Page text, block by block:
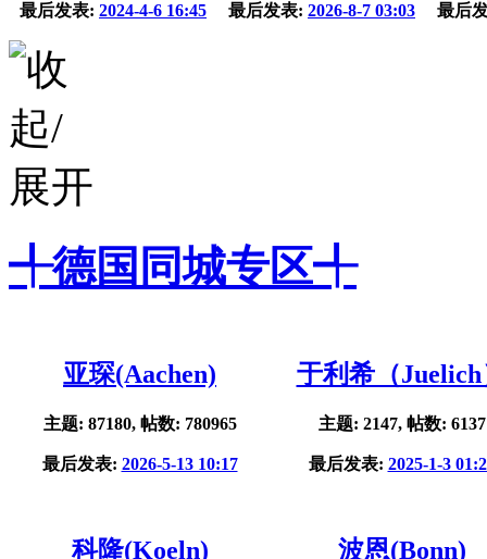
最后发表: 2024-4-6 16:45 最后发表: 2026-8-7 03:03 最后
╃德国同城专区╃
亚琛(Aachen)
主题: 87180, 帖数: 780965
最后发表: 2026-5-13 10:17
于利希（Juelich
主题: 2147, 帖数: 6137
最后发表: 2025-1-3
科隆(Koeln) 波恩(Bonn)